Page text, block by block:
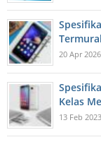
20 Apr
Kelas
13 Feb